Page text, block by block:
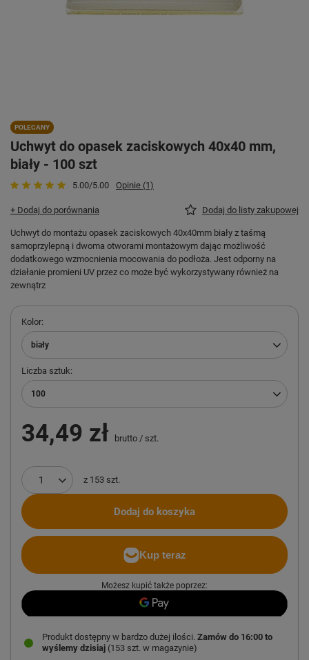
POLECANY
Uchwyt do opasek zaciskowych 40x40 mm,
biały - 100 szt
5.00/5.00 Opinie (1)
+ Dodaj do porównania Dodaj do listy zakupowej
Uchwyt do montażu opasek zaciskowych 40x40mm biały z taśmą
samoprzylepną i dwoma otworami montażowym dając możliwość
dodatkowego wzmocnienia mocowania do podłoża. Jest odporny na
działanie promieni UV przez co może być wykorzystywany również na
zewnątrz
Kolor
biały
Liczba sztuk
100
34,49 zł brutto / szt.
z 153 szt.
Dodaj do koszyka
Możesz kupić także poprzez:
Produkt dostępny w bardzo dużej ilości Zamów do 16:00 to
wyślemy dzisiaj (153 szt. w magazynie)